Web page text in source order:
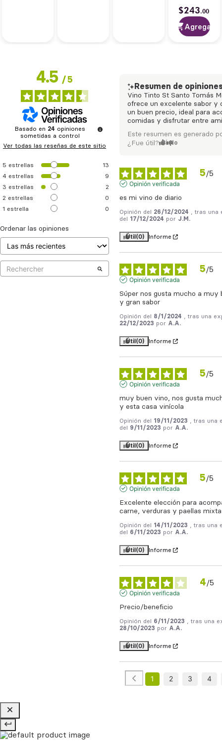
$243.00
Agregar
4.5/5
Basado en 24 opiniones
sometidas a control
Ver todas las reseñas de este sitio
5 estrellas
13
4 estrellas
9
3 estrellas
2
2 estrellas
0
1 estrella 0
Ordenar las opiniones
Resumen de
Vino Tinto St Santo Tomás
ofrece un excelente sabor y
un buen precio, ideal para
comidas y disfrutar entre
Este resumen es generado
¿Fue útil? Sí No
5/5
Opinión verificada
es mi vino de diario
Opinión del 26/12/2024
, tras una
del
17/12/2024 por J.M.
Útil(0) Informe
5/5
Opinión verificada
Súper nos gusta mucho a muy
y gran sabor
Opinión del 8/1/2024
, tras una
22/12/2023 por A.A.
Útil(0) Informe
5/5
Opinión verificada
muy buen vino, nos gusta
y esta casa vinícola
Opinión del 19/11/2023
, tras una
del
9/11/2023 por A.A.
Útil(0) Informe
5/5
Opinión verificada
Excelente elección para
carne, verduras y paellas
Opinión del 14/11/2023
, tras una
del
6/11/2023 por A.A.
Útil(0) Informe
4/5
Opinión verificada
Precio/beneficio
Opinión del 6/11/2023
, tras una
28/10/2023 por A.A.
Útil(0) Informe
1 2 3 4